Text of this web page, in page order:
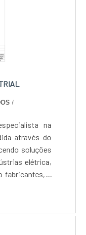
/
na
através do
soluções
elétrica,
a
de metais
complexos
rapidez